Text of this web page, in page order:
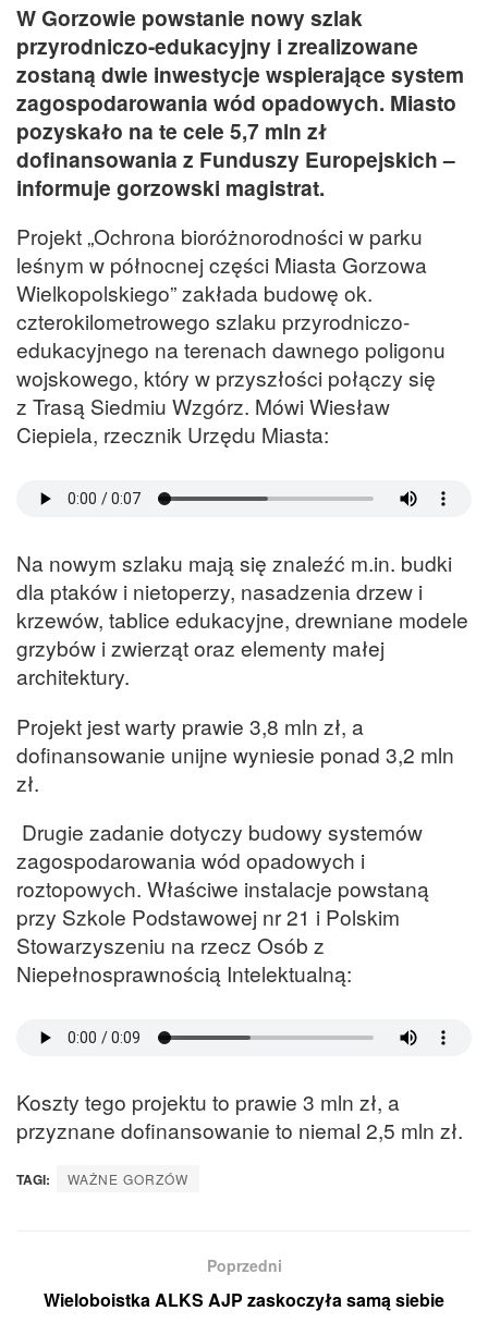
W Gorzowie powstanie nowy szlak
przyrodniczo-edukacyjny i zrealizowane
zostaną dwie inwestycje wspierające system
zagospodarowania wód opadowych. Miasto
pozyskało na te cele 5,7 mln zł
dofinansowania z Funduszy Europejskich –
informuje gorzowski magistrat.
Projekt „Ochrona bioróżnorodności w parku
leśnym w północnej części Miasta Gorzowa
Wielkopolskiego” zakłada budowę ok.
czterokilometrowego szlaku przyrodniczo-
edukacyjnego na terenach dawnego poligonu
wojskowego, który w przyszłości połączy się
z Trasą Siedmiu Wzgórz. Mówi Wiesław
Ciepiela, rzecznik Urzędu Miasta:
Na nowym szlaku mają się znaleźć m.in. budki
dla ptaków i nietoperzy, nasadzenia drzew i
krzewów, tablice edukacyjne, drewniane modele
grzybów i zwierząt oraz elementy małej
architektury.
Projekt jest warty prawie 3,8 mln zł, a
dofinansowanie unijne wyniesie ponad 3,2 mln
zł.
Drugie zadanie dotyczy budowy systemów
zagospodarowania wód opadowych i
roztopowych. Właściwe instalacje powstaną
przy Szkole Podstawowej nr 21 i Polskim
Stowarzyszeniu na rzecz Osób z
Niepełnosprawnością Intelektualną:
Koszty tego projektu to prawie 3 mln zł, a
przyznane dofinansowanie to niemal 2,5 mln zł.
TAGI: WAŻNE GORZÓW
Poprzedni
Wieloboistka ALKS AJP zaskoczyła samą siebie